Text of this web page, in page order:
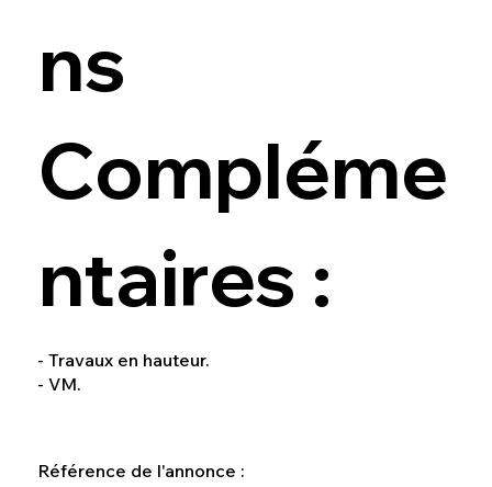
ns
Compléme
ntaires :
- Travaux en hauteur.
- VM.
Référence de l'annonce :